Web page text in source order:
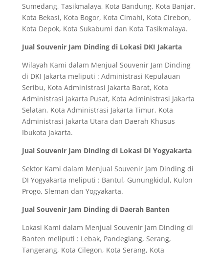
Sumedang, Tasikmalaya, Kota Bandung, Kota Banjar,
Kota Bekasi, Kota Bogor, Kota Cimahi, Kota Cirebon,
Kota Depok, Kota Sukabumi dan Kota Tasikmalaya.
Jual Souvenir Jam Dinding di Lokasi DKI Jakarta
Wilayah Kami dalam Menjual Souvenir Jam Dinding
di DKI Jakarta meliputi : Administrasi Kepulauan
Seribu, Kota Administrasi Jakarta Barat, Kota
Administrasi Jakarta Pusat, Kota Administrasi Jakarta
Selatan, Kota Administrasi Jakarta Timur, Kota
Administrasi Jakarta Utara dan Daerah Khusus
Ibukota Jakarta.
Jual Souvenir Jam Dinding di Lokasi DI Yogyakarta
Sektor Kami dalam Menjual Souvenir Jam Dinding di
DI Yogyakarta meliputi : Bantul, Gunungkidul, Kulon
Progo, Sleman dan Yogyakarta.
Jual Souvenir Jam Dinding di Daerah Banten
Lokasi Kami dalam Menjual Souvenir Jam Dinding di
Banten meliputi : Lebak, Pandeglang, Serang,
Tangerang, Kota Cilegon, Kota Serang, Kota